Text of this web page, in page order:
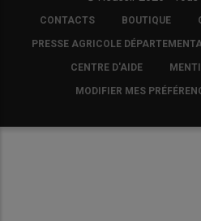
FOOTER
COPYRIGHT
CONTACTS BOUTIQUE
PRESSE AGRICOLE
CENTRE D'AIDE
MODIFIER MES